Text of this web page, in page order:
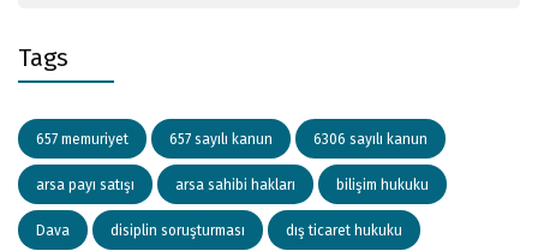
Tags
657 memuriyet 657 sayılı kanun 6306 sayılı kanun
arsa payı satışı arsa sahibi hakları bilişim hukuku
Dava disiplin soruşturması dış ticaret hukuku